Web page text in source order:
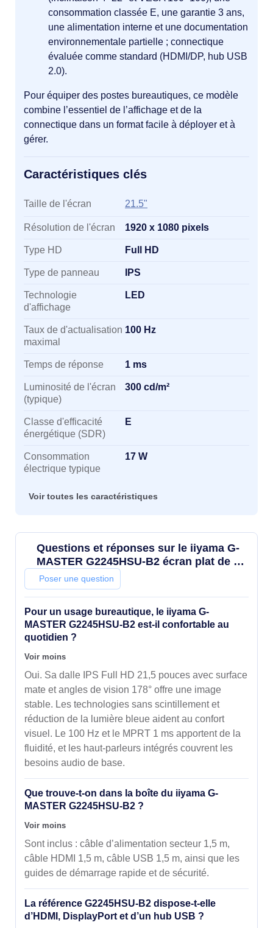
consommation classée E, une garantie 3 ans,
une alimentation interne et une documentation
environnementale partielle ; connectique
évaluée comme standard (HDMI/DP, hub USB
2.0).
Pour équiper des postes bureautiques, ce modèle
combine l’essentiel de l’affichage et de la
connectique dans un format facile à déployer et à
gérer.
Caractéristiques clés
Caractéristiques clés
Taille de l'écran 21.5"
Résolution de l'écran 1920 x 1080 pixels
Type HD Full HD
Type de panneau IPS
Technologie
d'affichage
LED
Taux de d'actualisation
maximal
100 Hz
Temps de réponse 1 ms
Luminosité de l'écran
(typique)
300 cd/m²
Classe d'efficacité
énergétique (SDR)
E
Consommation
électrique typique
17 W
Voir toutes les caractéristiques
Questions et réponses sur le iiyama G-
MASTER G2245HSU-B2 écran plat de PC
54,6 cm (21.5") 1920 x 1080 pixels Full
HD LED Noir
Poser une question
Pour un usage bureautique, le iiyama G-
MASTER G2245HSU-B2 est-il confortable au
quotidien ?
Voir moins
Oui. Sa dalle IPS Full HD 21,5 pouces avec surface
mate et angles de vision 178° offre une image
stable. Les technologies sans scintillement et
réduction de la lumière bleue aident au confort
visuel. Le 100 Hz et le MPRT 1 ms apportent de la
fluidité, et les haut-parleurs intégrés couvrent les
besoins audio de base.
Que trouve-t-on dans la boîte du iiyama G-
MASTER G2245HSU-B2 ?
Voir moins
Sont inclus : câble d’alimentation secteur 1,5 m,
câble HDMI 1,5 m, câble USB 1,5 m, ainsi que les
guides de démarrage rapide et de sécurité.
La référence G2245HSU-B2 dispose-t-elle
d’HDMI, DisplayPort et d’un hub USB ?